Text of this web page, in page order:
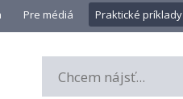
Pre médiá Praktické príklady